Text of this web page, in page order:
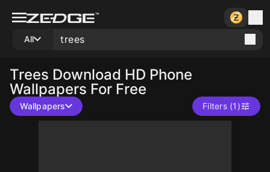
All
Trees Download HD Phone
Wallpapers For Free
Wallpapers Filters (1)